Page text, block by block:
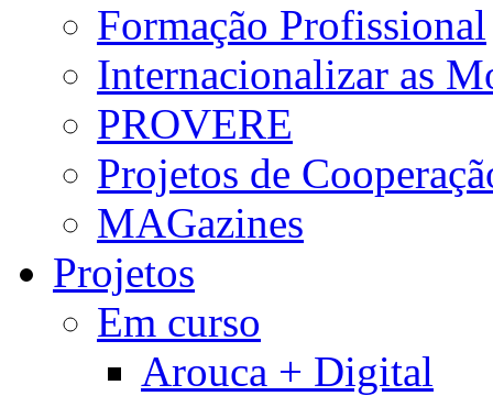
Formação Profissional
Internacionalizar as
PROVERE
Projetos de
MAGazines
Projetos
Em curso
Arouca + Digital